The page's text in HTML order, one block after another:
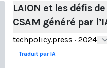
LAION et les défis
CSAM généré par
techpolicy.press · 2024
Traduit par IA